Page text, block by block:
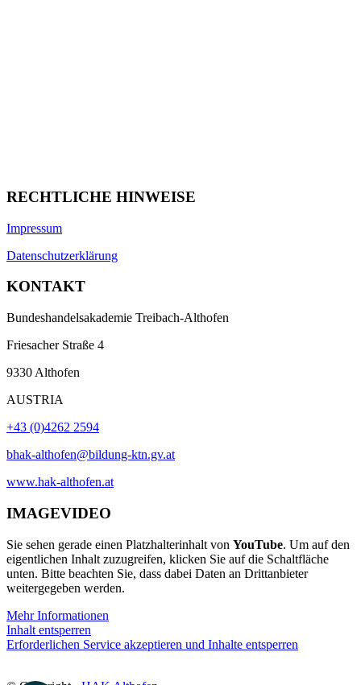
RECHTLICHE HINWEISE
Impressum
Datenschutzerklärung
KONTAKT
Bundeshandelsakademie Treibach-Althofen
Friesacher Straße 4
9330 Althofen
AUSTRIA
+43 (0)4262 2594
bhak-althofen@bildung-ktn.gv.at
www.hak-althofen.at
IMAGEVIDEO
Sie sehen gerade einen Platzhalterinhalt von YouTube. Um auf den
eigentlichen Inhalt zuzugreifen, klicken Sie auf die Schaltfläche
unten. Bitte beachten Sie, dass dabei Daten an Drittanbieter
weitergegeben werden.
Mehr Informationen
Inhalt entsperren
Erforderlichen Service akzeptieren und Inhalte entsperren